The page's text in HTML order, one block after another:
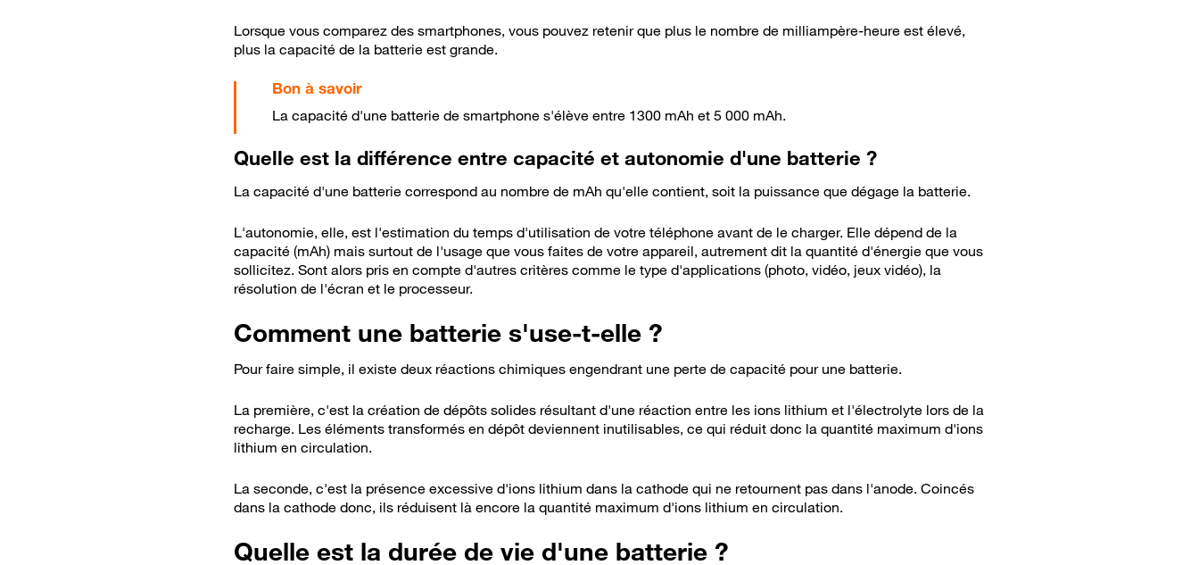
Lorsque vous comparez des smartphones, vous pouvez retenir que plus le nombre de milliampère-heure est élevé,
plus la capacité de la batterie est grande.
Bon à savoir
La capacité d'une batterie de smartphone s'élève entre 1300 mAh et 5 000 mAh.
Quelle est la différence entre capacité et autonomie d'une batterie ?
La capacité d'une batterie correspond au nombre de mAh qu'elle contient, soit la puissance que dégage la batterie.
L'autonomie, elle, est l'estimation du temps d'utilisation de votre téléphone avant de le charger. Elle dépend de la
capacité (mAh) mais surtout de l'usage que vous faites de votre appareil, autrement dit la quantité d'énergie que vous
sollicitez. Sont alors pris en compte d'autres critères comme le type d'applications (photo, vidéo, jeux vidéo), la
résolution de l'écran et le processeur.
Comment une batterie s'use-t-elle ?
Pour faire simple, il existe deux réactions chimiques engendrant une perte de capacité pour une batterie.
La première, c'est la création de dépôts solides résultant d'une réaction entre les ions lithium et l'électrolyte lors de la
recharge. Les éléments transformés en dépôt deviennent inutilisables, ce qui réduit donc la quantité maximum d'ions
lithium en circulation.
La seconde, c'est la présence excessive d'ions lithium dans la cathode qui ne retournent pas dans l'anode. Coincés
dans la cathode donc, ils réduisent là encore la quantité maximum d'ions lithium en circulation.
Quelle est la durée de vie d'une batterie ?